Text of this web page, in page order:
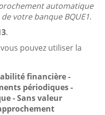
automatique
votre banque BQUE1.
.
pouvez utiliser la
financière -
périodiques -
- Sans valeur